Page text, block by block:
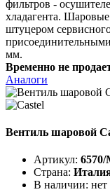
фильтров -
хладагента. Шаровые
штуцером
мм.
Временно не
Аналоги
Вентиль шаровой
Артикул: 6570/
Страна:
В наличии: нет